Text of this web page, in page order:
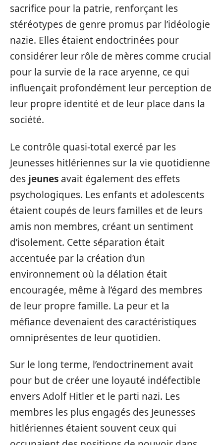
sacrifice pour la patrie, renforçant les
stéréotypes de genre promus par l’idéologie
nazie. Elles étaient endoctrinées pour
considérer leur rôle de mères comme crucial
pour la survie de la race aryenne, ce qui
influençait profondément leur perception de
leur propre identité et de leur place dans la
société.
Le contrôle quasi-total exercé par les
Jeunesses hitlériennes sur la vie quotidienne
des jeunes avait également des effets
psychologiques. Les enfants et adolescents
étaient coupés de leurs familles et de leurs
amis non membres, créant un sentiment
d’isolement. Cette séparation était
accentuée par la création d’un
environnement où la délation était
encouragée, même à l’égard des membres
de leur propre famille. La peur et la
méfiance devenaient des caractéristiques
omniprésentes de leur quotidien.
Sur le long terme, l’endoctrinement avait
pour but de créer une loyauté indéfectible
envers Adolf Hitler et le parti nazi. Les
membres les plus engagés des Jeunesses
hitlériennes étaient souvent ceux qui